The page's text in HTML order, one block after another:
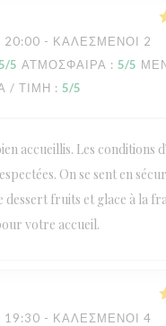
20:00 - ΚΑΛΕΣΜΈΝΟΙ 2
/5 ΑΤΜΌΣΦΑΙΡΑ : 5/5
/ ΤΙΜΉ : 5/5
accueillis. Les conditions
On se sent en
dessert fruits et glace à la
votre accueil.
19:30 - ΚΑΛΕΣΜΈΝΟΙ 4